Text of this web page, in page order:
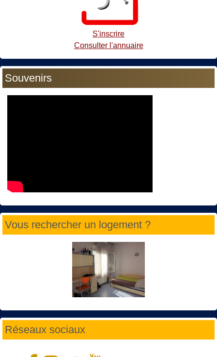
S'inscrire
Consulter l'annuaire
Souvenirs
Vous rechercher un logement ?
Réseaux sociaux